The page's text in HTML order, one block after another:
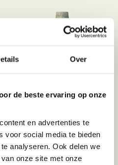
Over
de beste ervaring op onze
en advertenties te
voor social media te bieden
analyseren. Ook delen we
onze site met onze
MA234223R | Handgemaakt
€109,00